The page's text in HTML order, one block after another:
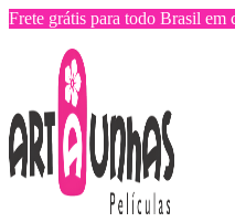
Frete grátis para todo Brasil em